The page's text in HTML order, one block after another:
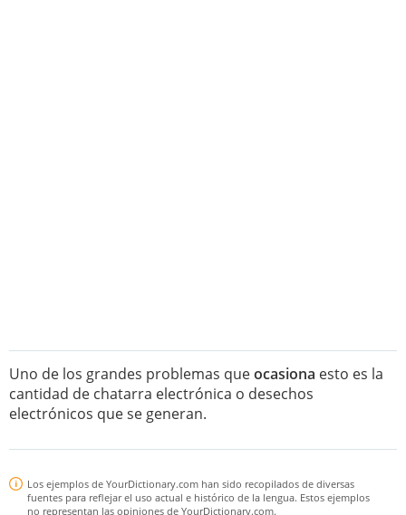
Uno de los grandes problemas queocasiona esto es la
cantidad de chatarra electrónica o desechos
electrónicos que se generan.
Los ejemplos de YourDictionary.com han sido recopilados de diversas
fuentes para reflejar el uso actual e histórico de la lengua. Estos ejemplos
no representan las opiniones de YourDictionary.com.